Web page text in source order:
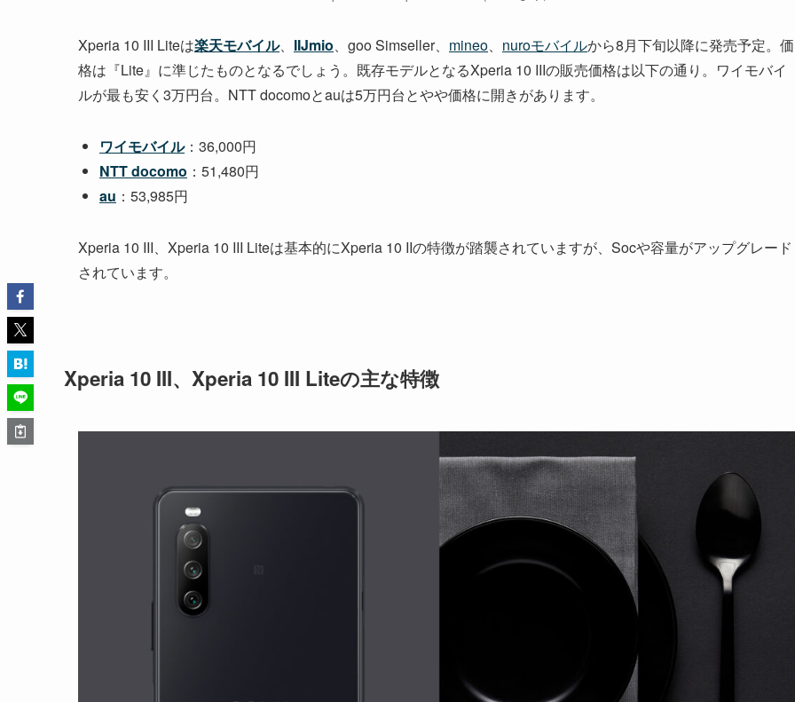
Xperia 10 III Liteは楽天モバイル、 IIJmio、goo Simseller、 mineo、 nuroモバイルから8月下旬以降に発売予定。価
格は『Lite』に準じたものとなるでしょう。既存モデルとなるXperia 10 IIIの販売価格は以下の通り。ワイモバイ
ルが最も安く3万円台。NTT docomoとauは5万円台とやや価格に開きがあります。
ワイモバイル：36,000円
NTT docomo ：51,480円
au ：53,985円
Xperia 10 III、Xperia 10 III Liteは基本的にXperia 10 IIの特徴が踏襲されていますが、Socや容量がアップグレード
されています。
Xperia 10 III、Xperia 10 III Liteの主な特徴